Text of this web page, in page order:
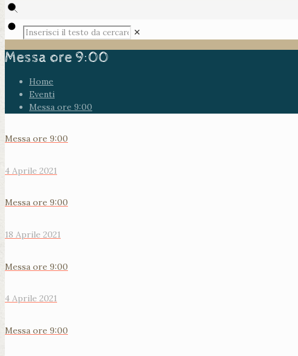
✕
Messa ore 9:00
Home
Eventi
Messa ore 9:00
Messa ore 9:00
4 Aprile 2021
Messa ore 9:00
18 Aprile 2021
Messa ore 9:00
4 Aprile 2021
Messa ore 9:00